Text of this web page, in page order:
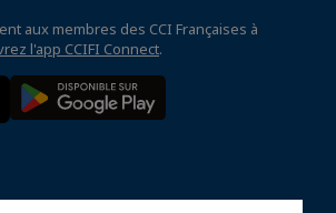
aux membres des CCI Françaises à
l'app CCIFI Connect.